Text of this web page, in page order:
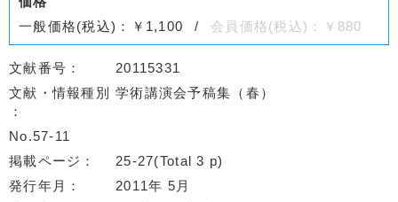
一般価格(税込)：￥1,100
会員価格(税込)：￥880
文献番号
20115331
文献・情報種別
学術講演会予稿集（春）
No.57-11
掲載ページ
25-27(Total 3 p)
発行年月
2011年 5月